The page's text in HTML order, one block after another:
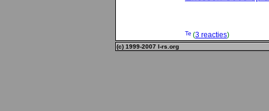
(3 reacties)
(c) 1999-2007 l-rs.org